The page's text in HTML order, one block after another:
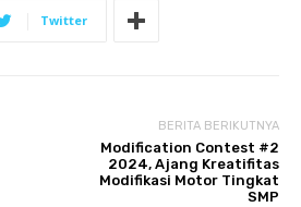
Twitter
BERITA BERIKUTNYA
Modification Contest #2
2024, Ajang Kreatifitas
Modifikasi Motor Tingkat
SMP